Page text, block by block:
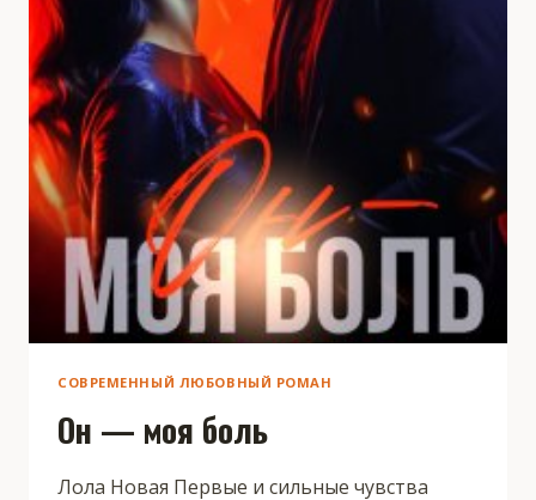
СОВРЕМЕННЫЙ ЛЮБОВНЫЙ РОМАН
Он — моя боль
Лола Новая Первые и сильные чувства